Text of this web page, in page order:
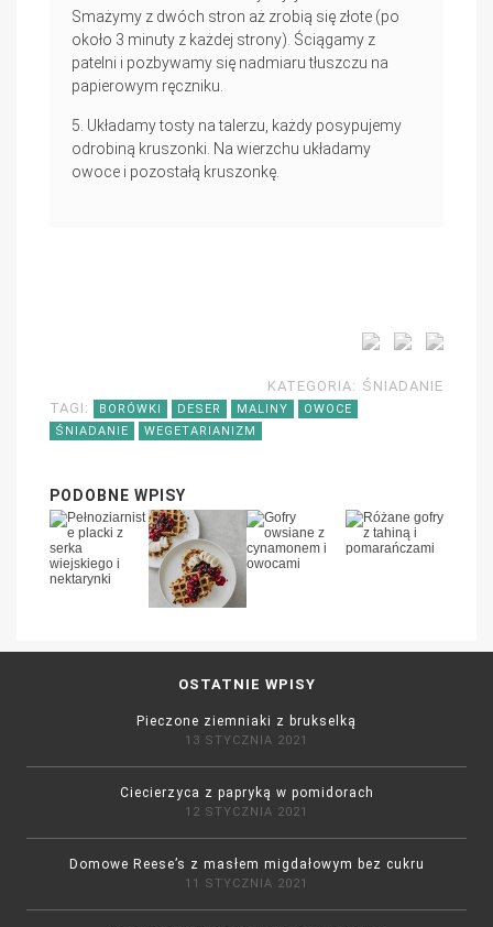
Smażymy z dwóch stron aż zrobią się złote (po
około 3 minuty z każdej strony). Ściągamy z
patelni i pozbywamy się nadmiaru tłuszczu na
papierowym ręczniku.
Układamy tosty na talerzu, każdy posypujemy
odrobiną kruszonki. Na wierzchu układamy
owoce i pozostałą kruszonkę.
ŚNIADANIE
KATEGORIA:
TAGI:
BORÓWKI DESER MALINY
OWOCE
ŚNIADANIE
WEGETARIANIZM
PODOBNE WPISY
OSTATNIE WPISY
Pieczone ziemniaki z brukselką
13 STYCZNIA 2021
Ciecierzyca z papryką w pomidorach
12 STYCZNIA 2021
Domowe Reese’s z masłem migdałowym bez cukru
11 STYCZNIA 2021